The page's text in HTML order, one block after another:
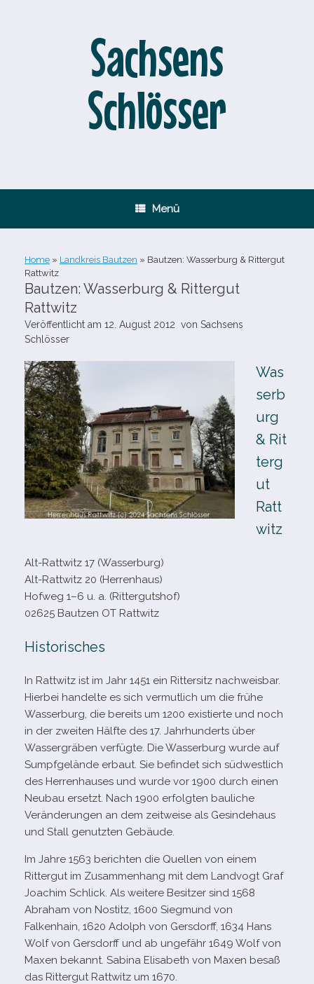
Sachsens
Schlösser
Menü
Home » Landkreis Bautzen » Bautzen: Wasserburg & Rittergut
Rattwitz
Bautzen: Wasserburg & Rittergut
Rattwitz
Veröffentlicht am 12. August 2012 von Sachsens
Schlösser
Was
serb
urg
& Rit
terg
ut
Ratt
witz
Alt-​Rattwitz 17 (Wasserburg)
Alt-​Rattwitz 20 (Herrenhaus)
Hofweg 1–6 u. a. (Rittergutshof)
02625 Bautzen OT Rattwitz
Historisches
In Rattwitz ist im Jahr 1451 ein Rittersitz nach­weis­bar.
Hierbei han­delte es sich ver­mut­lich um die frühe
Wasserburg, die bereits um 1200 exis­tierte und noch
in der zwei­ten Hälfte des 17. Jahrhunderts über
Wassergräben ver­fügte. Die Wasserburg wurde auf
Sumpfgelände erbaut. Sie befin­det sich süd­west­lich
des Herrenhauses und wurde vor 1900 durch einen
Neubau ersetzt. Nach 1900 erfolg­ten bau­li­che
Veränderungen an dem zeit­weise als Gesindehaus
und Stall genutz­ten Gebäude.
Im Jahre 1563 berich­ten die Quellen von einem
Rittergut im Zusammenhang mit dem Landvogt Graf
Joachim Schlick. Als wei­tere Besitzer sind 1568
Abraham von Nostitz, 1600 Siegmund von
Falkenhain, 1620 Adolph von Gersdorff, 1634 Hans
Wolf von Gersdorff und ab unge­fähr 1649 Wolf von
Maxen bekannt. Sabina Elisabeth von Maxen besaß
das Rittergut Rattwitz um 1670.